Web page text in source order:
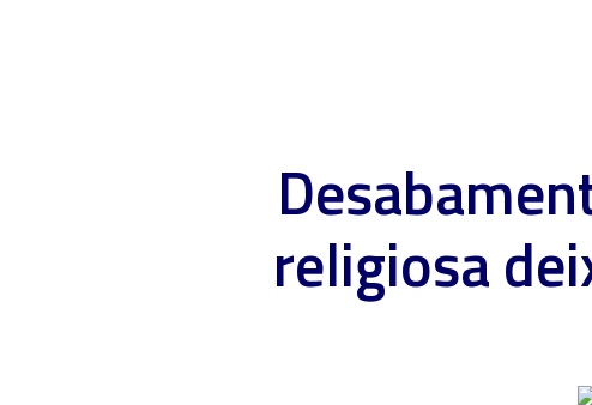
religiosa